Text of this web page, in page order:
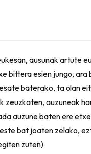
ausunak artute
bittera esien jungo, ara
baterako, ta olan
zeuzkaten, auzuneak
auzune baten ere
bat joaten zelako,
zuten)